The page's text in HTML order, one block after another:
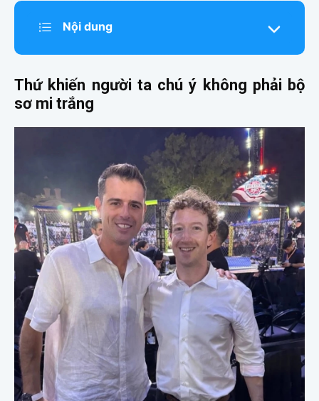
Nội dung
Thứ khiến người ta chú ý không phải bộ
sơ mi trắng